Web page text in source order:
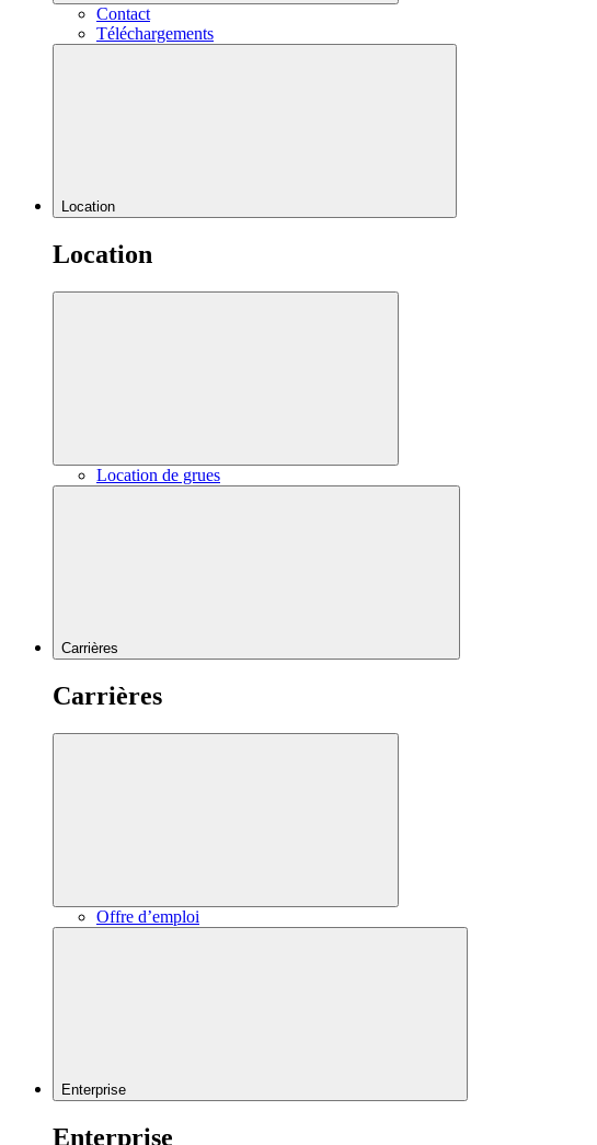
Contact
Téléchargements
Location
Location
Location de grues
Carrières
Carrières
Offre d’emploi
Enterprise
Enterprise